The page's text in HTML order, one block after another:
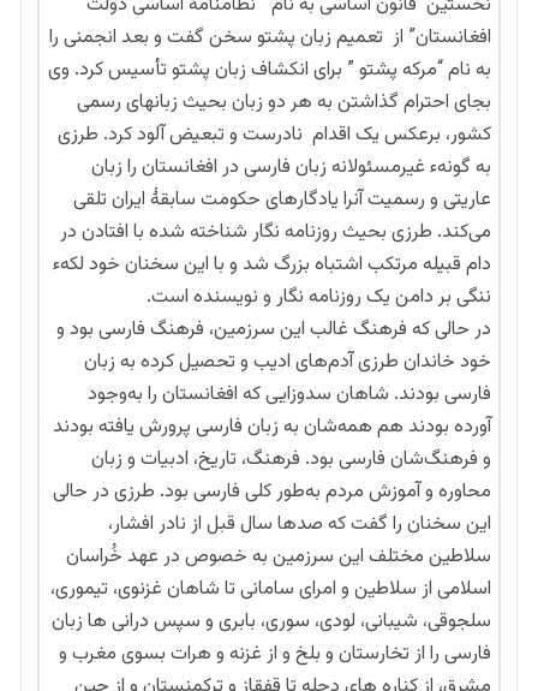
افغانستان” از تعمیم زبان پشتو سخن گفت و بعد انجمنی را
به نام “مرکه پشتو ” برای انکشاف زبان پشتو تأسیس کرد. وی
بجای احترام گذاشتن به هر دو زبان بحیث زبانهای رسمی
کشور، برعکس یک اقدام نادرست و تبعیض آلود کرد. طرزی
به گونهء غیرمسئولانه زبان فارسی در افغانستان را زبان
عاریتی و رسمیت آنرا یادگارهای حکومت سابقۀ ایران تلقی
می‌کند. طرزی بحیث روزنامه نگار شناخته شده با افتادن در
دام قبیله مرتکب اشتباه بزرگ شد و با این سخنان خود لکهء
ننگی بر دامن یک روزنامه نگار و نویسنده است.
در حالی که فرهنگ غالب این سرزمین، فرهنگ فارسی بود و
خود خاندان طرزی آدم‌های ادیب و تحصیل کرده به زبان
فارسی بودند. شاهان سدوزایی که افغانستان را به‌وجود
آورده بودند هم همه‌شان به زبان فارسی پرورش یافته بودند
و فرهنگ‌شان فارسی بود. فرهنگ، تاریخ، ادبیات و زبان
محاوره و آموزش مردم به‌طور کلی فارسی بود. طرزی در حالی
این سخنان را گفت که صدها سال قبل از نادر افشار،
سلاطین مختلف این سرزمین به خصوص در عهد خُراسان
اسلامی از سلاطین و امرای سامانی تا شاهان غزنوی، تیموری،
سلجوقی، شیبانی، لودی، سوری، بابری و سپس درانی ها زبان
فارسی را از تخارستان و بلخ و از غزنه و هرات بسوی مغرب و